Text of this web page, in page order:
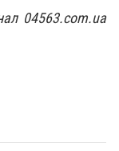
04563.com.ua